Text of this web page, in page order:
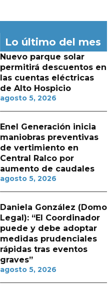
Lo último del mes
Nuevo parque solar
permitirá descuentos en
las cuentas eléctricas
de Alto Hospicio
agosto 5, 2026
Enel Generación inicia
maniobras preventivas
de vertimiento en
Central Ralco por
aumento de caudales
agosto 5, 2026
Daniela González (Domo
Legal): “El Coordinador
puede y debe adoptar
medidas prudenciales
rápidas tras eventos
graves”
agosto 5, 2026